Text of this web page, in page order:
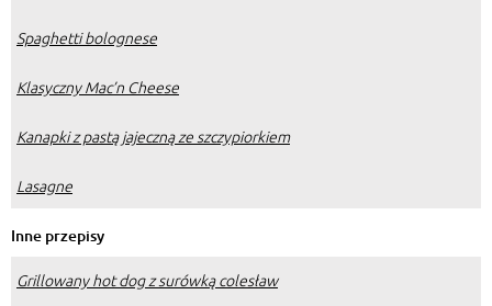
Spaghetti bolognese
Klasyczny Mac’n Cheese
Kanapki z pastą jajeczną ze szczypiorkiem
Lasagne
Inne przepisy
Grillowany hot dog z surówką colesław